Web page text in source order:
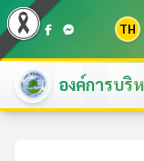
TH
องค์การบริ